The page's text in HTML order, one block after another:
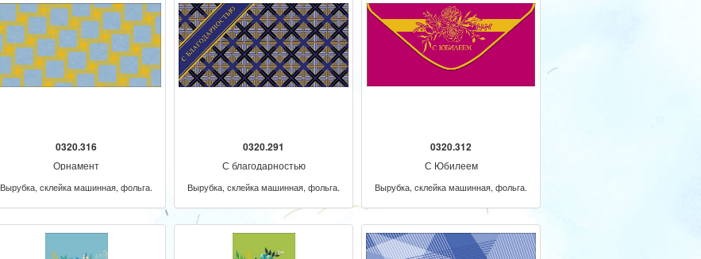
0320.316
Орнамент
Вырубка, склейка машинная, фольга.
0320.291
С благодарностью
Вырубка, склейка машинная, фольга.
0320.312
С Юбилеем
Вырубка, склейка машинная, фольга.